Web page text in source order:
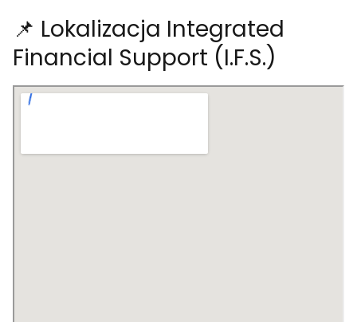
📌 Lokalizacja Integrated
Financial Support (I.F.S.)